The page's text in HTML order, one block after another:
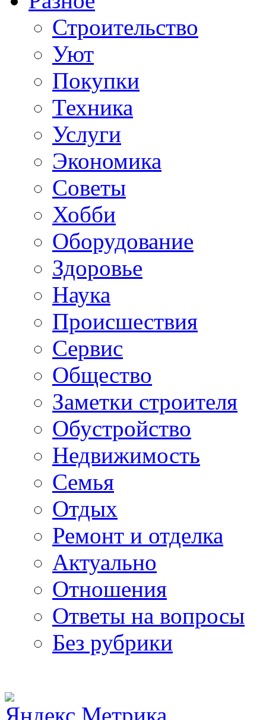
Строительство
Уют
Покупки
Техника
Услуги
Экономика
Советы
Хобби
Oборудование
Здоровье
Наука
Происшествия
Сервис
Общество
Заметки строителя
Обустройство
Недвижимость
Семья
Отдых
Ремонт и отделка
Актуально
Отношения
Ответы на вопросы
Без рубрики